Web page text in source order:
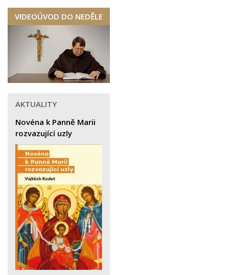
VIDEOÚVOD DO NEDĚLE
AKTUALITY
Novéna k Panně Marii
rozvazující uzly